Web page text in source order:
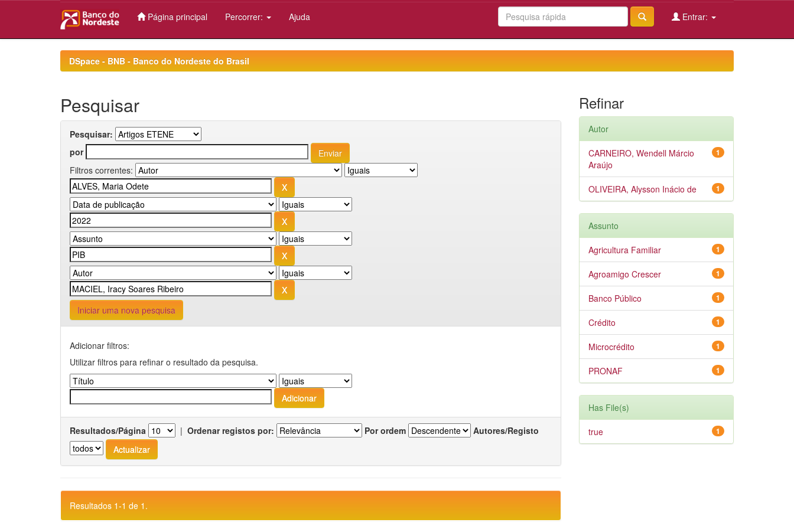
Página principal Percorrer: Ajuda Entrar:
DSpace - BNB - Banco do Nordeste do Brasil
Pesquisar
Pesquisar:
por
Filtros correntes:
Iniciar uma nova pesquisa
Adicionar filtros:
Utilizar filtros para refinar o resultado da pesquisa.
Resultados/Página | Ordenar registos por: Por ordem Autores/Registo
Resultados 1-1 de 1.
Refinar
Autor
1
CARNEIRO, Wendell Márcio
Araújo
1
OLIVEIRA, Alysson Inácio de
Assunto
1
Agricultura Familiar
1
Agroamigo Crescer
1
Banco Público
1
Crédito
1
Microcrédito
1
PRONAF
Has File(s)
1
true